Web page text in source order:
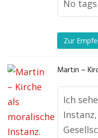
No
Zur
Martin –
Ich